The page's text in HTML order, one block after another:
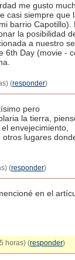
me gusto
casi siempre que
barrio Capotillo).
la posibilidad
a nuestro
6th Day (movie -
(responder)
pero
la tierra,
envejecimiento,
lugares
(responder)
en el
horas) (responder)